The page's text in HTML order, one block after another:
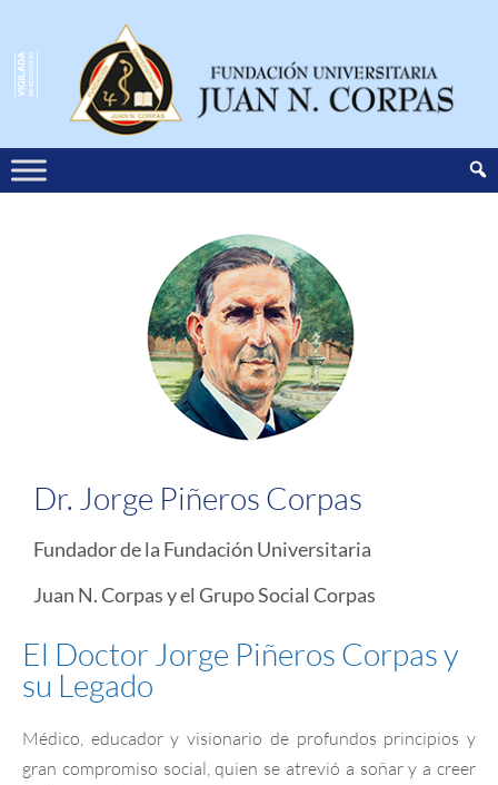
Dr. Jorge Piñeros Corpas​
Fundador de la Fundación Universitaria
Juan N. Corpas y el Grupo Social Corpas
El Doctor Jorge Piñeros Corpas y
su Legado​
Médico, educador y visionario de profundos principios y
gran compromiso social, quien se atrevió a soñar y a creer